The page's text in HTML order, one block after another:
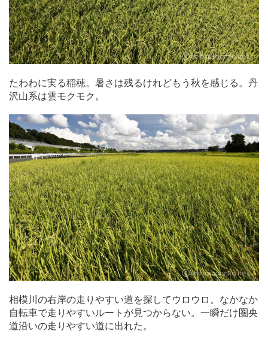
たわわに実る稲穂。暑さは残るけれどもう秋を感じる。丹
沢山系は雲モクモク。
相模川の右岸の走りやすい道を探してウロウロ。なかなか
自転車で走りやすいルートが見つからない。一瞬だけ圏央
道沿いの走りやすい道に出れた。